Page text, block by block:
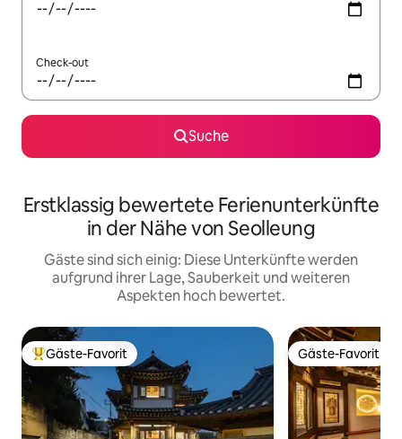
Check-out
Suche
Erstklassig bewertete Ferienunterkünfte
in der Nähe von Seolleung
Gäste sind sich einig: Diese Unterkünfte werden
aufgrund ihrer Lage, Sauberkeit und weiteren
Aspekten hoch bewertet.
Beliebter Gäste-Favorit.
Gäste-Favorit Gäste-Favorit
Gäste-Favorit